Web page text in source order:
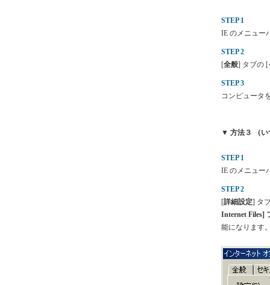
STEP 1
IE のメニュー
STEP 2
[全般] タブの [
STEP 3
コンピュータ
▼ 方法３ （い
STEP 1
IE のメニュー
STEP 2
[詳細設定] タ
Internet Files]
能になります